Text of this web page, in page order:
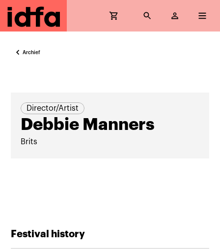
Archief
Director/Artist
Debbie Manners
Brits
Festival history